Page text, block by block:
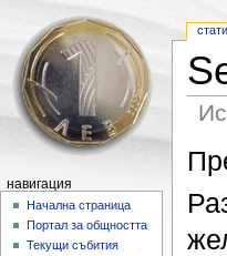
навигация
Начална страница
Портал за общността
Текущи събития